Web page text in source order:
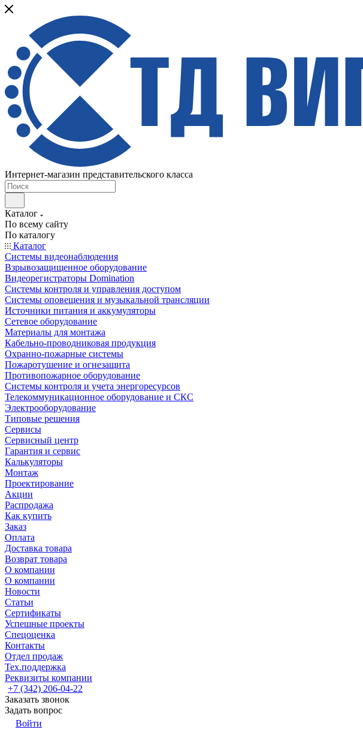
Интернет-магазин представительского класса
Каталог
По всему сайту
По каталогу
Каталог
Системы видеонаблюдения
Взрывозащищенное оборудование
Видеорегистраторы Domination
Системы контроля и управления доступом
Системы оповещения и музыкальной трансляции
Источники питания и аккумуляторы
Сетевое оборудование
Материалы для монтажа
Кабельно-проводниковая продукция
Охранно-пожарные системы
Пожаротушение и огнезащита
Противопожарное оборудование
Системы контроля и учета энергоресурсов
Телекоммуникационное оборудование и СКС
Электрооборудование
Типовые решения
Сервисы
Сервисный центр
Гарантия и сервис
Калькуляторы
Монтаж
Проектирование
Акции
Распродажа
Как купить
Заказ
Оплата
Доставка товара
Возврат товара
О компании
О компании
Новости
Статьи
Сертификаты
Успешные проекты
Спецоценка
Контакты
Отдел продаж
Тех.поддержка
Реквизиты компании
+7 (342) 206-04-22
Заказать звонок
Задать вопрос
Войти